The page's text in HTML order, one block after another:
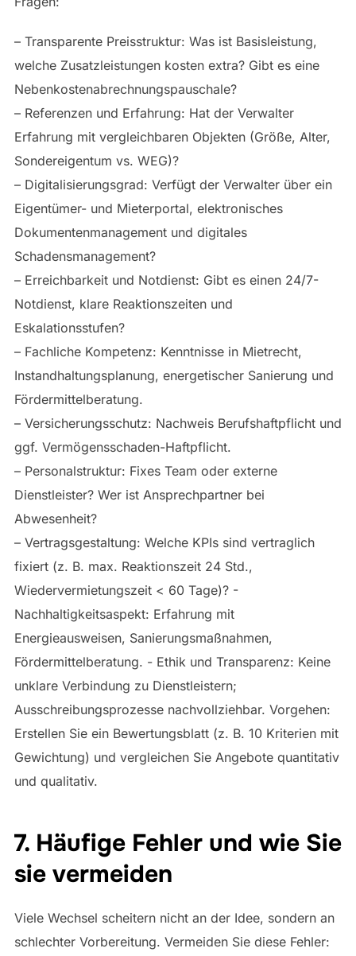
– Transparente Preisstruktur: Was ist Basisleistung,
welche Zusatzleistungen kosten extra? Gibt es eine
Nebenkostenabrechnungspauschale?
– Referenzen und Erfahrung: Hat der Verwalter
Erfahrung mit vergleichbaren Objekten (Größe, Alter,
Sondereigentum vs. WEG)?
– Digitalisierungsgrad: Verfügt der Verwalter über ein
Eigentümer- und Mieterportal, elektronisches
Dokumentenmanagement und digitales
Schadensmanagement?
– Erreichbarkeit und Notdienst: Gibt es einen 24/7-
Notdienst, klare Reaktionszeiten und
Eskalationsstufen?
– Fachliche Kompetenz: Kenntnisse in Mietrecht,
Instandhaltungsplanung, energetischer Sanierung und
Fördermittelberatung.
– Versicherungsschutz: Nachweis Berufshaftpflicht und
ggf. Vermögensschaden-Haftpflicht.
– Personalstruktur: Fixes Team oder externe
Dienstleister? Wer ist Ansprechpartner bei
Abwesenheit?
– Vertragsgestaltung: Welche KPIs sind vertraglich
fixiert (z. B. max. Reaktionszeit 24 Std.,
Wiedervermietungszeit < 60 Tage)? -
Nachhaltigkeitsaspekt: Erfahrung mit
Energieausweisen, Sanierungsmaßnahmen,
Fördermittelberatung. - Ethik und Transparenz: Keine
unklare Verbindung zu Dienstleistern;
Ausschreibungsprozesse nachvollziehbar. Vorgehen:
Erstellen Sie ein Bewertungsblatt (z. B. 10 Kriterien mit
Gewichtung) und vergleichen Sie Angebote quantitativ
und qualitativ.
7. Häufige Fehler und wie Sie
sie vermeiden
Viele Wechsel scheitern nicht an der Idee, sondern an
schlechter Vorbereitung. Vermeiden Sie diese Fehler: